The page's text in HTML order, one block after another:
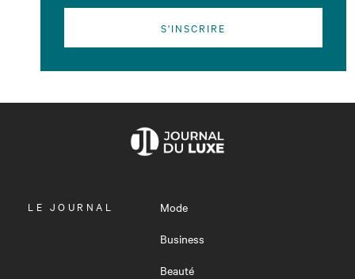
S'INSCRIRE
OUVRIR
LE JOURNAL
Mode
Business
Beauté